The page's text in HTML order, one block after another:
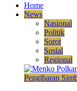
Home
News
Nasional
Politik
Sorot
Sosial
Regional